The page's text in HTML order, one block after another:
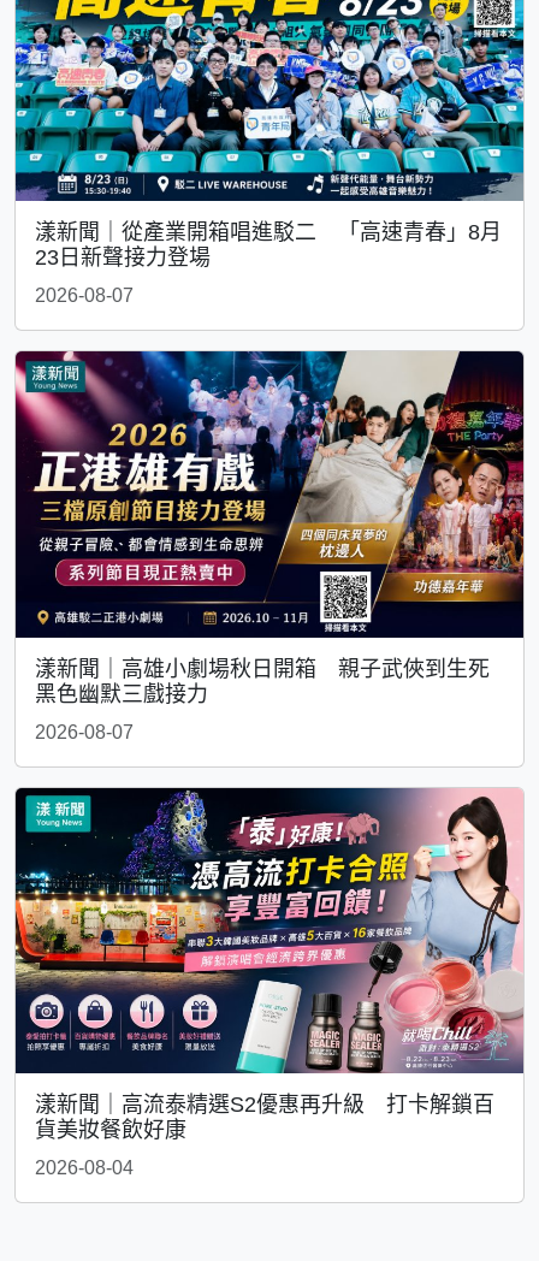
漾新聞｜從產業開箱唱進駁二 「高速青春」8月
23日新聲接力登場
2026-08-07
漾新聞｜高雄小劇場秋日開箱 親子武俠到生死
黑色幽默三戲接力
2026-08-07
漾新聞｜高流泰精選S2優惠再升級 打卡解鎖百
貨美妝餐飲好康
2026-08-04